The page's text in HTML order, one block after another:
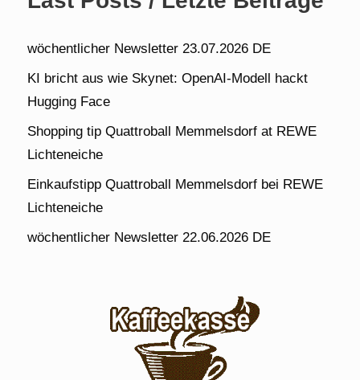
wöchentlicher Newsletter 23.07.2026 DE
KI bricht aus wie Skynet: OpenAI-Modell hackt
Hugging Face
Shopping tip Quattroball Memmelsdorf at REWE
Lichteneiche
Einkaufstipp Quattroball Memmelsdorf bei REWE
Lichteneiche
wöchentlicher Newsletter 22.06.2026 DE